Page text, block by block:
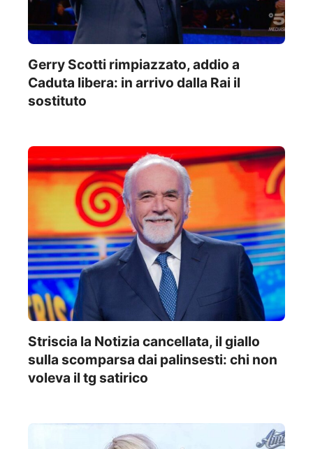
Gerry Scotti rimpiazzato, addio a
Caduta libera: in arrivo dalla Rai il
sostituto
Striscia la Notizia cancellata, il giallo
sulla scomparsa dai palinsesti: chi non
voleva il tg satirico